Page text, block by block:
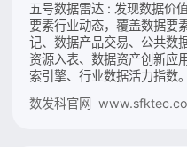
五号数据雷达 : 发现数据价
要素行业动态，覆盖数据要
记、数据产品交易、公共数
资源入表、数据资产创新应
索引擎、行业数据活力指数。
数发科官网